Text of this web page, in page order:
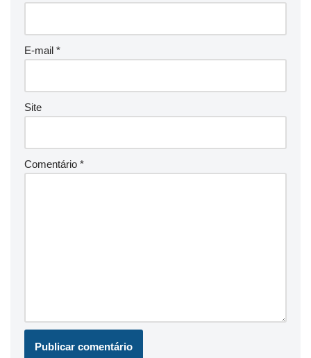
E-mail *
Site
Comentário *